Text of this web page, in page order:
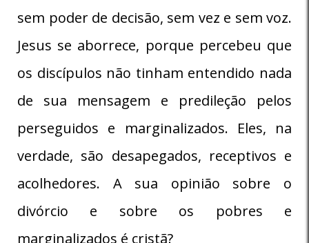
sem poder de decisão, sem vez e sem voz.
Jesus se aborrece, porque percebeu que
os discípulos não tinham entendido nada
de sua mensagem e predileção pelos
perseguidos e marginalizados. Eles, na
verdade, são desapegados, receptivos e
acolhedores. A sua opinião sobre o
divórcio e sobre os pobres e
marginalizados é cristã?